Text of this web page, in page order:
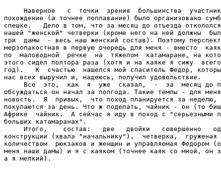
Наверное   с  точки  зрения  большинства
похождение (а точнее поплавание) было организовано
спешке.   Дело в том, что за месяц до отъезда
нашей "женской" четверки (кроме него на ней должны
три  дамы  - весь наш женский состав). Поэтому
мерзопакостная в первую очередь для меня - вместо
по  маловодной  речке  на  тяжелом  катамаране, на
этого сидел полтора раза (хотя и на каяке я сижу
год).   К  счастью  нашелся мой спаситель Федор,
нас всех выручил и, надеюсь, получил удовольствие.
Все  это,  как  я  уже  сказал,  -  за  месяц до
обсуждаться он начал за полгода. Такие темпы - для
новость.  Я  привык,  что поход планируется за неделю,
покупаются за день. Что ж поделать, чайник - он (то
Африке  чайник.  А сейчас я иду в поход с "серьезными
больших катамаранах".
Итого,    состав:   две   двойки   совершенно
конструкции (хвала "начальнику"),  четверка,  груженая
количеством  рюкзаков и женщин и управляемая Федором
меня наши дамы) и я с каяком (точнее каяк со мной, он
а я мелкий).